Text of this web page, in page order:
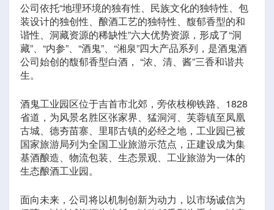
公司依托“地理环境的独有性、民族文化的独特性、包
装设计的独创性、酿酒工艺的独特性、馥郁香型的和
谐性、洞藏资源的稀缺性”六大优势资源，形成了“洞
藏”、“内参”、“酒鬼”、“湘泉”四大产品系列，是酒鬼酒
公司始创的馥郁香型白酒， “浓、清、酱”三香和谐共
生。
酒鬼工业园区位于吉首市北郊，旁依枝柳铁路、1828
省道，为风景名胜区张家界、猛洞河、芙蓉镇至凤凰
古城、德夯苗寨、里耶古镇的必经之地，工业园已被
国家旅游局列为全国工业旅游示范点，正建设成为集
基酒酿造、物流包装、生态景观、工业旅游为一体的
生态酿酒工业园。
面向未来，公司将以机制创新为动力，以市场诚信为